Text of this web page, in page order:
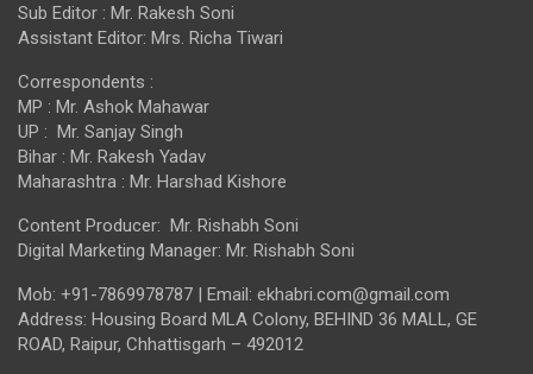
Sub Editor : Mr. Rakesh Soni
Assistant Editor: Mrs. Richa Tiwari
Correspondents :
MP : Mr. Ashok Mahawar
UP : Mr. Sanjay Singh
Bihar : Mr. Rakesh Yadav
Maharashtra : Mr. Harshad Kishore
Content Producer: Mr. Rishabh Soni
Digital Marketing Manager: Mr. Rishabh Soni
Mob: +91-7869978787 | Email: ekhabri.com@gmail.com
Address: Housing Board MLA Colony, BEHIND 36 MALL, GE
ROAD, Raipur, Chhattisgarh – 492012